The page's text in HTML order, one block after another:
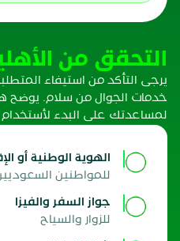
التحقق من
يرجى التأكد من استيفاء
خدمات الجوال من سلام. يوضح
لمساعدتك على البدء
الهوية الوطنية أو
للمواطنين
جواز السفر والفيزا
للزوار والسياح